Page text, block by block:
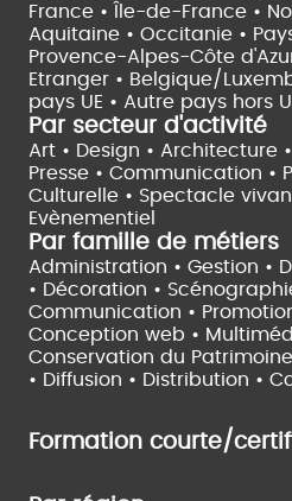
France •
Île-de-France •
Aquitaine • Occitanie •
Provence-Alpes-Côte
Etranger • Belgique/
pays UE • Autre pays hors
Par secteur d'activité
Art • Design • Architecture •
Presse • Communication •
Culturelle • Spectacle
Evènementiel
Par famille de métiers
Administration • Gestion •
• Décoration •
Communication •
Conception web •
Conservation du
• Diffusion • Distribution •
Formation courte/